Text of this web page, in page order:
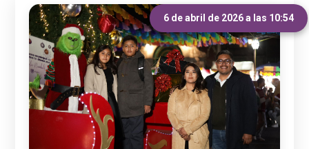
6 de abril de 2026 a las 10:54